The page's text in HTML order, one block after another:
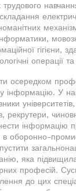
гігієни,
операції
осередком
інформацію. У
рекрутери,
інформацію
в оборонно-
яка
професій.
до цих